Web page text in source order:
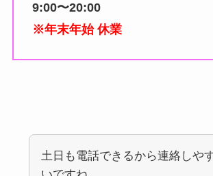
9:00〜20:00
※年末年始 休業
土日も電話できるから連絡しや